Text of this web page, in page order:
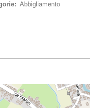
Abbigliamento